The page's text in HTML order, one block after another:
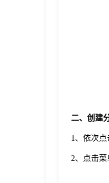
二、创建
1、依次
2、点击